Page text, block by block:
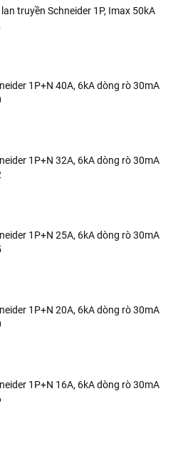
truyền Schneider 1P, Imax 50kA
1P+N 40A, 6kA dòng rò 30mA
1P+N 32A, 6kA dòng rò 30mA
1P+N 25A, 6kA dòng rò 30mA
1P+N 20A, 6kA dòng rò 30mA
1P+N 16A, 6kA dòng rò 30mA